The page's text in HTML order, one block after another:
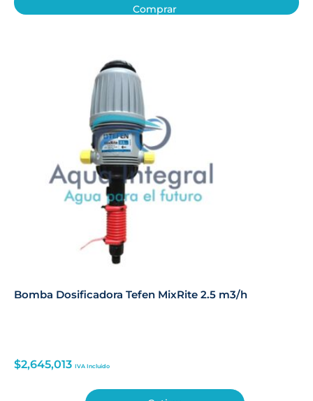
Comprar
Bomba Dosificadora Tefen MixRite 2.5 m3/h
$2,645,013 IVA Incluido